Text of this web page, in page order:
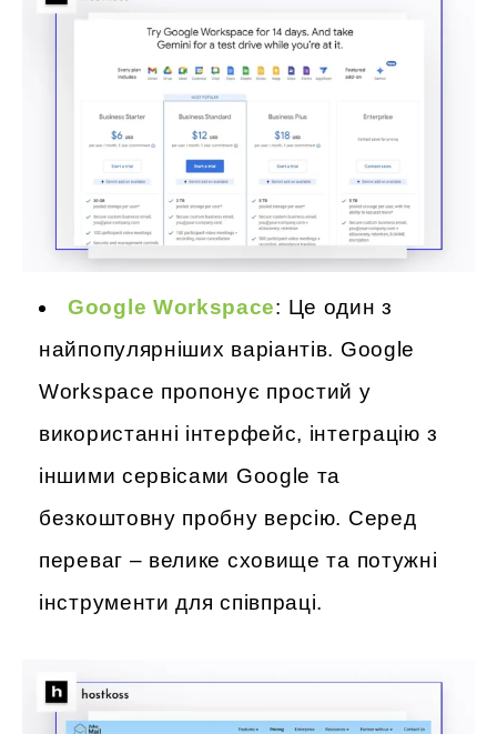
Google Workspace: Це один з
найпопулярніших варіантів. Google
Workspace пропонує простий у
використанні інтерфейс, інтеграцію з
іншими сервісами Google та
безкоштовну пробну версію. Серед
переваг – велике сховище та потужні
інструменти для співпраці.